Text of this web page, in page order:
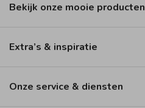
Bekijk onze mooie producten
Extra’s & inspiratie
Onze service & diensten